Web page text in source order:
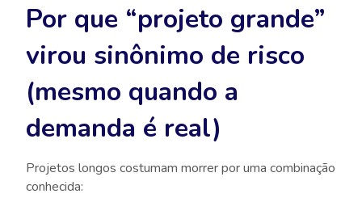
Por que “projeto grande”
virou sinônimo de risco
(mesmo quando a
demanda é real)
Projetos longos costumam morrer por uma combinação
conhecida: